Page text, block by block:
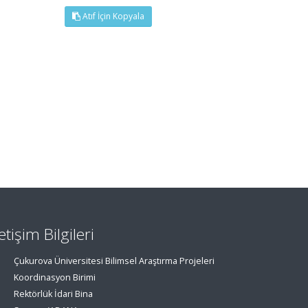
Atıf İçin Kopyala
Bilgileri
Çukurova Üniversitesi Bilimsel Araştırma Projeleri
Koordinasyon Birimi
Rektörlük İdari Bina